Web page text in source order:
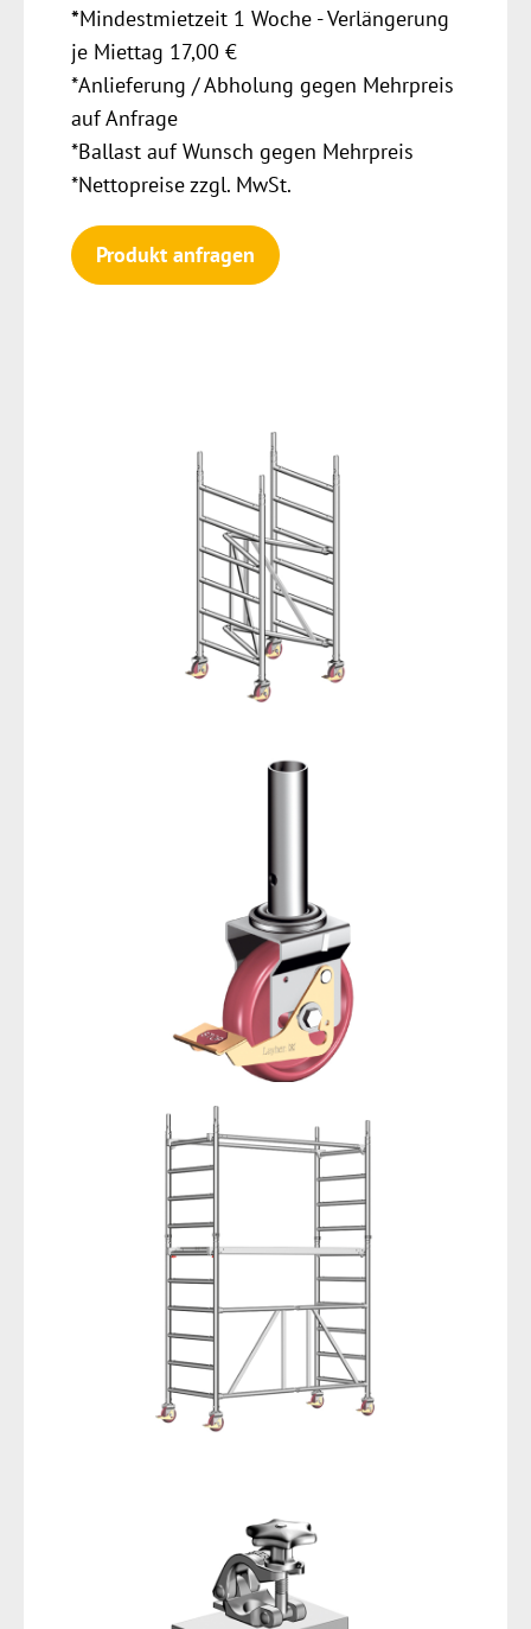
*Mindestmietzeit 1 Woche - Verlängerung
je Miettag 17,00 €
*Anlieferung / Abholung gegen Mehrpreis
auf Anfrage
*Ballast auf Wunsch gegen Mehrpreis
*Nettopreise zzgl. MwSt.
Produkt anfragen